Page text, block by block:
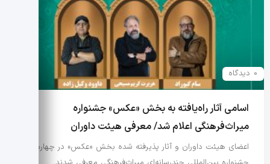
0 دیدگاه
اسامی آثار راه‌یافته به بخش «عکس» جشنواره
میراث‌فرهنگی اعلام شد/ معرفی هیئت داوران
اعضای هیئت داوران و آثار پذیرفته شده بخش «عکس» در چهارمین